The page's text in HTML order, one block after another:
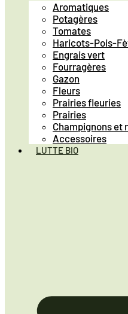
Aromatiques
Potagères
Tomates
Haricots-Pois-
Engrais vert
Fourragères
Gazon
Fleurs
Prairies fleuries
Prairies
Champignons et
Accessoires
LUTTE BIO